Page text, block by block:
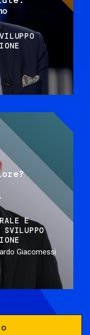
E
SVILUPPO
Giacomessi